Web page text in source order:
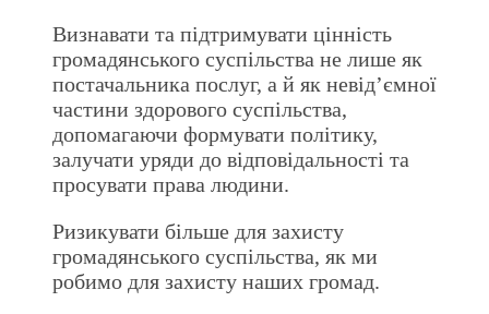
Визнавати та підтримувати цінність
громадянського суспільства не лише як
постачальника послуг, а й як невід’ємної
частини здорового суспільства,
допомагаючи формувати політику,
залучати уряди до відповідальності та
просувати права людини.
Ризикувати більше для захисту
громадянського суспільства, як ми
робимо для захисту наших громад.